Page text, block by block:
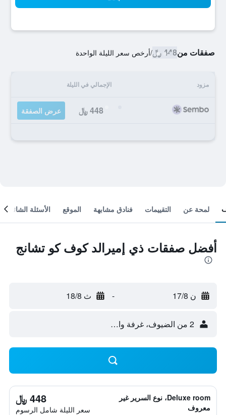
صفقات من448 ﷼ /أرخص سعر الليلة الواحدة
مزود الإجمالي في الليلة
448 ﷼ عرض الصفقة
لمحة عن التقييمات فنادق مشابهة الموقع الأسئلة الشائعة
أفضل صفقات ذي إميرالد كوف كو تشانج
ن 17/8 - ث 18/8
2 من الضيوف، غرفة واحدة
Deluxe room، نوع السرير غير
معروف
448 ﷼
سعر الليلة شامل الرسوم